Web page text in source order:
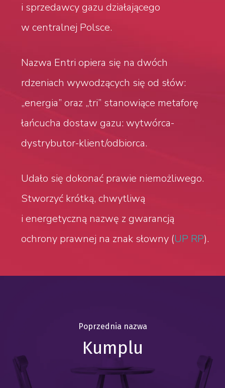
i sprzedawcy gazu działającego
w centralnej Polsce.
Nazwa Entri opiera się na dwóch
rdzeniach wywodzących się od słów:
„energia” oraz „tri” stanowiące metaforę
łańcucha dostaw gazu: wytwórca-
dystrybutor-klient/odbiorca.
Udało się dokonać prawie niemożliwego.
Stworzyć krótką, chwytliwą
i energetyczną nazwę z gwarancją
ochrony prawnej na znak słowny (UP RP).
Poprzednia nazwa
Kumplu